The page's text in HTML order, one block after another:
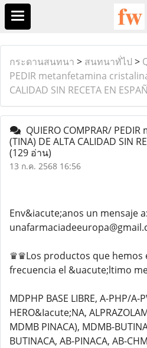
กระดานสนทนา > สนทนาทั่ไป >
PEDIR metanfetamina
CALIDAD SIN RECETA EN
QUIERO COMPRAR/
(TINA) DE ALTA CALIDAD SIN
(129 อ่าน)
13 ก.ค. 2568 16:56
Env&iacute;anos un mensaje a:
♛♛Los productos que hemos
frecuencia el &uacute;ltimo
MDPHP BASE LIBRE, A-PHP/A-
HERO&Iacute;NA,
MDMB PINACA), MDMB-
BUTINACA, AB-PINACA, AB-